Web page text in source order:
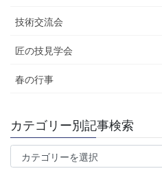
技術交流会
匠の技見学会
春の行事
カテゴリー別記事検索
テ